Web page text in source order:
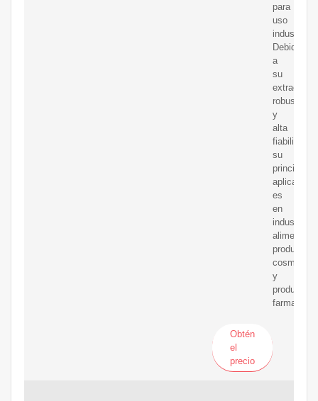
para
uso
industrial.
Debido
a
su
robustez
y
alta
fiabilidad
su
principal
aplicación
es
en
industrias
productos
y
producción
Obtén
el
precio